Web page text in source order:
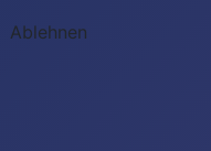
Ablehnen